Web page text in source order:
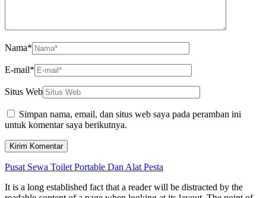
Nama*
E-mail*
Situs Web
Simpan nama, email, dan situs web saya pada peramban ini
untuk komentar saya berikutnya.
Pusat Sewa Toilet Portable Dan Alat Pesta
It is a long established fact that a reader will be distracted by the